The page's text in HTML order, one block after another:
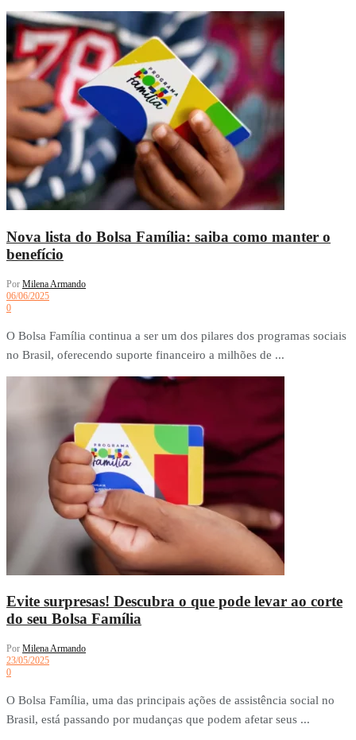
Nova lista do Bolsa Família: saiba como manter o
benefício
Por Milena Armando
06/06/2025
0
O Bolsa Família continua a ser um dos pilares dos programas sociais
no Brasil, oferecendo suporte financeiro a milhões de ...
Evite surpresas! Descubra o que pode levar ao corte
do seu Bolsa Família
Por Milena Armando
23/05/2025
0
O Bolsa Família, uma das principais ações de assistência social no
Brasil, está passando por mudanças que podem afetar seus ...